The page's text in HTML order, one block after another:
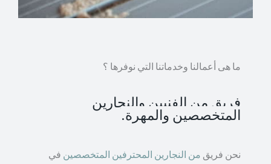
ما هى أعمالنا وخدماتنا التي نوفرها ؟
فريق من الفنيين والنجارين
المتخصصين والمهرة.
نحن فريق من النجارين المحترفين المتخصصين في